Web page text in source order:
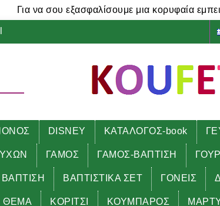
Για να σου εξασφαλίσουμε μια κορυφαία
DISNEY ΚΑΤΑΛΟΓΟΣ-book
ΓΑΜΟΣ ΓΑΜΟΣ-ΒΑΠΤΙΣΗ
ΒΑΠΤΙΣΗ ΒΑΠΤΙΣΤΙΚΑ ΣΕΤ ΓΟΝΕΙΣ
ΘΕΜΑ ΚΟΡΙΤΣΙ ΚΟΥΜΠΑΡΟΣ